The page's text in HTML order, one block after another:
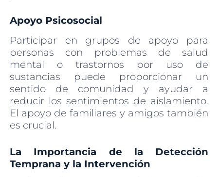
Apoyo Psicosocial
Participar en grupos de apoyo para
personas con problemas de salud
mental o trastornos por uso de
sustancias puede proporcionar un
sentido de comunidad y ayudar a
reducir los sentimientos de aislamiento.
El apoyo de familiares y amigos también
es crucial.
La Importancia de la Detección
Temprana y la Intervención